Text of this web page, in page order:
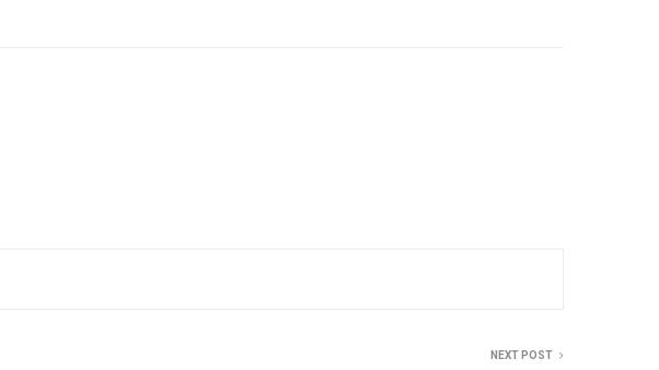
NEXT POST